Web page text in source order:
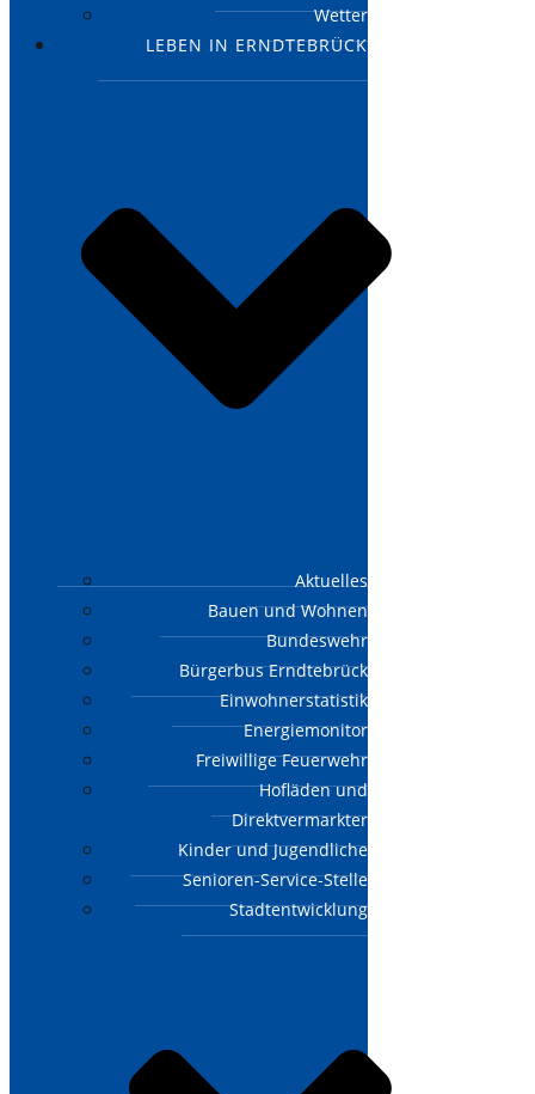
Wetter
LEBEN IN ERNDTEBRÜCK
Aktuelles
Bauen und Wohnen
Bundeswehr
Bürgerbus Erndtebrück
Einwohnerstatistik
Energiemonitor
Freiwillige Feuerwehr
Hofläden und
Direktvermarkter
Kinder und Jugendliche
Senioren-Service-Stelle
Stadtentwicklung